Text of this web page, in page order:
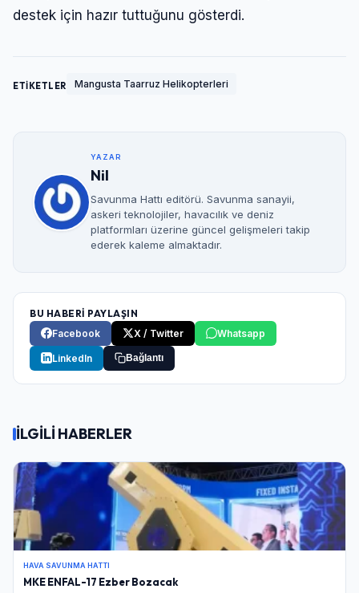
destek için hazır tuttuğunu gösterdi.
ETİKETLER Mangusta Taarruz Helikopterleri
YAZAR
Nil
Savunma Hattı editörü. Savunma sanayii,
askeri teknolojiler, havacılık ve deniz
platformları üzerine güncel gelişmeleri takip
ederek kaleme almaktadır.
BU HABERİ PAYLAŞIN
Facebook
X / Twitter Whatsapp
LinkedIn Bağlantı
İLGİLİ HABERLER
HAVA SAVUNMA HATTI
MKE ENFAL-17 Ezber Bozacak